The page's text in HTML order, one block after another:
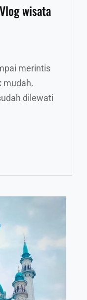
wisata
merintis
mudah.
dilewati